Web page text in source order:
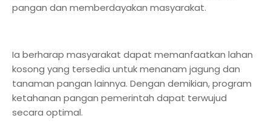
pangan dan memberdayakan masyarakat.
Ia berharap masyarakat dapat memanfaatkan lahan
kosong yang tersedia untuk menanam jagung dan
tanaman pangan lainnya. Dengan demikian, program
ketahanan pangan pemerintah dapat terwujud
secara optimal.